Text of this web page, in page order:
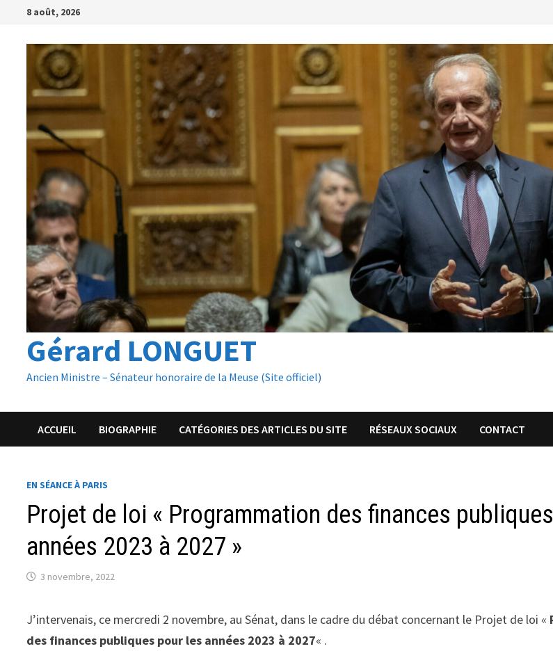
Passer
contenu
8 août, 2026
Gérard LONGUET
Ancien Ministre – Sénateur honoraire de la Meuse (Site officiel)
ACCUEIL BIOGRAPHIE CATÉGORIES DES ARTICLES DU SITE RÉSEAUX SOCIAUX CONTACT
EN SÉANCE À PARIS
Projet de loi « Programmation des finances
années 2023 à 2027 »
3 novembre, 2022
J’intervenais, ce mercredi 2 novembre, au Sénat, dans le cadre du débat concernant le Projet de loi «
des finances publiques pour les années 2023 à 2027« .